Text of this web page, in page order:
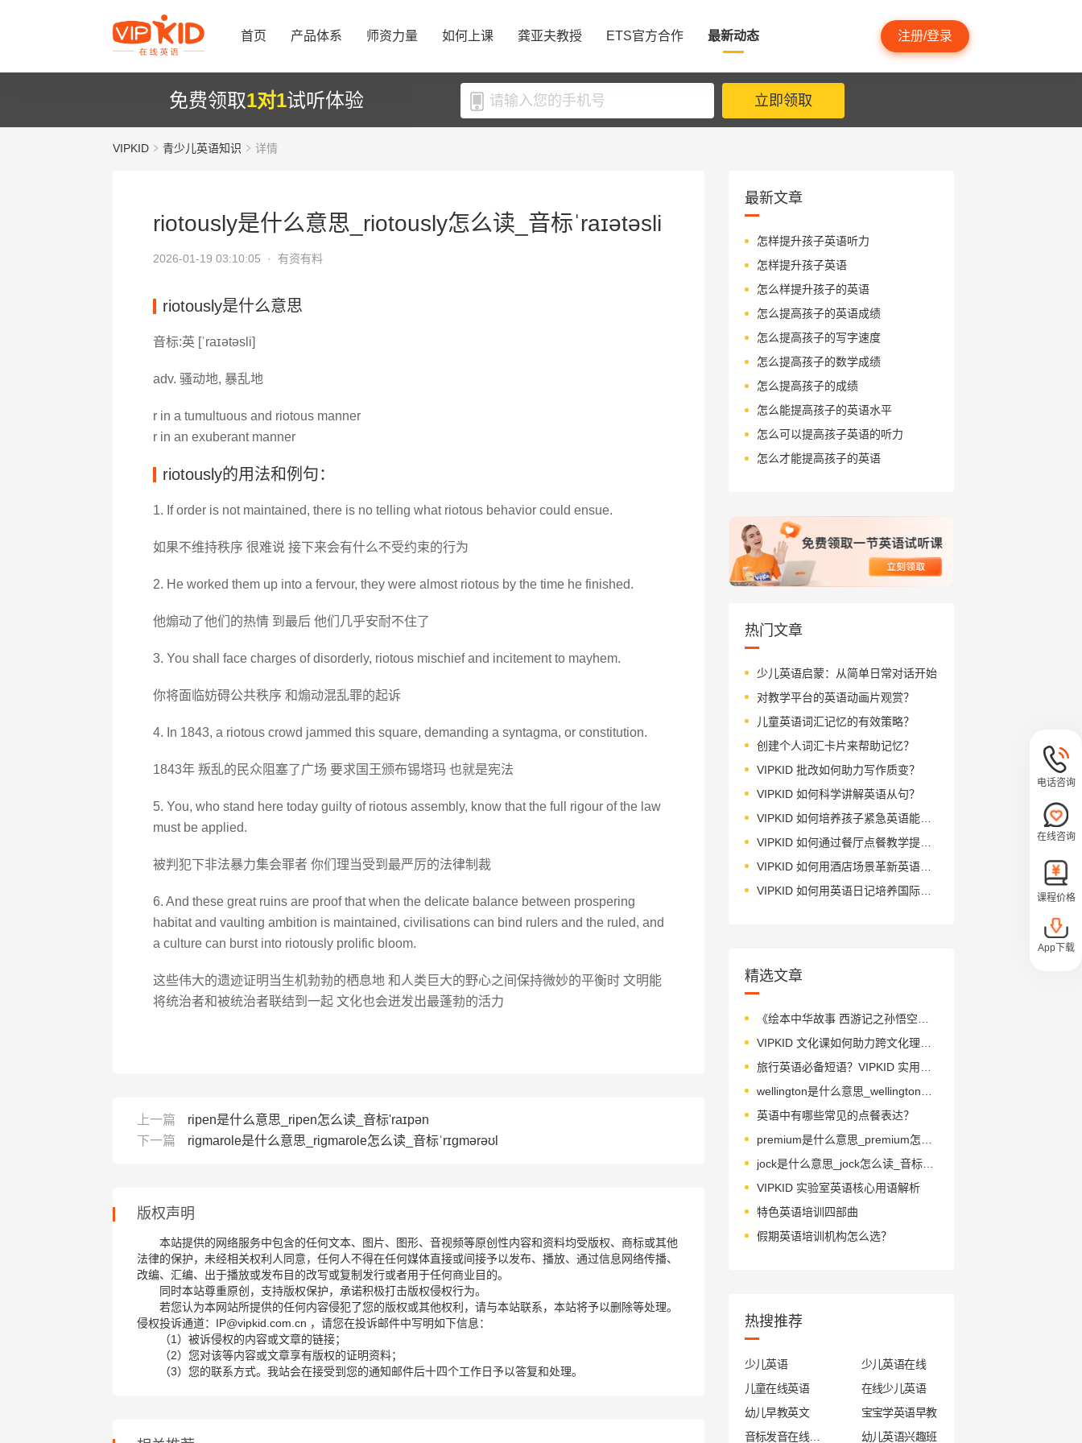
首页 产品体系 师资力量 如何上课 龚亚夫教授 ETS官方合作 最新动态 注册/登录
免费领取1对1试听体验 立即领取
VIPKID 青少儿英语知识 详情
riotously是什么意思_riotously怎么读_音标ˈraɪətəsli
2026-01-19 03:10:05 · 有资有料
riotously是什么意思
音标:英 [ˈraɪətəsli]
adv. 骚动地, 暴乱地
r in a tumultuous and riotous manner
r in an exuberant manner
riotously的用法和例句：
1. If order is not maintained, there is no telling what riotous behavior could ensue.
如果不维持秩序 很难说 接下来会有什么不受约束的行为
2. He worked them up into a fervour, they were almost riotous by the time he finished.
他煽动了他们的热情 到最后 他们几乎安耐不住了
3. You shall face charges of disorderly, riotous mischief and incitement to mayhem.
你将面临妨碍公共秩序 和煽动混乱罪的起诉
4. In 1843, a riotous crowd jammed this square, demanding a syntagma, or constitution.
1843年 叛乱的民众阻塞了广场 要求国王颁布锡塔玛 也就是宪法
5. You, who stand here today guilty of riotous assembly, know that the full rigour of the law
must be applied.
被判犯下非法暴力集会罪者 你们理当受到最严厉的法律制裁
6. And these great ruins are proof that when the delicate balance between prospering
habitat and vaulting ambition is maintained, civilisations can bind rulers and the ruled, and
a culture can burst into riotously prolific bloom.
这些伟大的遗迹证明当生机勃勃的栖息地 和人类巨大的野心之间保持微妙的平衡时 文明能
将统治者和被统治者联结到一起 文化也会迸发出最蓬勃的活力
上一篇
ripen是什么意思_ripen怎么读_音标'raɪpən
下一篇
rigmarole是什么意思_rigmarole怎么读_音标ˈrɪgmərəʊl
版权声明
本站提供的网络服务中包含的任何文本、图片、图形、音视频等原创性内容和资料均受版权、商标或其他
法律的保护，未经相关权利人同意，任何人不得在任何媒体直接或间接予以发布、播放、通过信息网络传播、
改编、汇编、出于播放或发布目的改写或复制发行或者用于任何商业目的。
同时本站尊重原创，支持版权保护，承诺积极打击版权侵权行为。
若您认为本网站所提供的任何内容侵犯了您的版权或其他权利，请与本站联系，本站将予以删除等处理。
侵权投诉通道：IP@vipkid.com.cn ，请您在投诉邮件中写明如下信息：
（1）被诉侵权的内容或文章的链接；
（2）您对该等内容或文章享有版权的证明资料；
（3）您的联系方式。我站会在接受到您的通知邮件后十四个工作日予以答复和处理。
最新文章
怎样提升孩子英语听力
怎样提升孩子英语
怎么样提升孩子的英语
怎么提高孩子的英语成绩
怎么提高孩子的写字速度
怎么提高孩子的数学成绩
怎么提高孩子的成绩
怎么能提高孩子的英语水平
怎么可以提高孩子英语的听力
怎么才能提高孩子的英语
热门文章
少儿英语启蒙：从简单日常对话开始
对教学平台的英语动画片观赏？
儿童英语词汇记忆的有效策略？
创建个人词汇卡片来帮助记忆？
VIPKID 批改如何助力写作质变？
VIPKID 如何科学讲解英语从句？
VIPKID 如何培养孩子紧急英语能力？
VIPKID 如何通过餐厅点餐教学提升少儿英语应用能力？
VIPKID 如何用酒店场景革新英语教学？
VIPKID 如何用英语日记培养国际化人才？
精选文章
英语中有哪些常见的点餐表达？
jock是什么意思_jock怎么读_音标dʒɒk
VIPKID 实验室英语核心用语解析
特色英语培训四部曲
假期英语培训机构怎么选？
热搜推荐
少儿英语
少儿英语在线
儿童在线英语
在线少儿英语
幼儿早教英文
宝宝学英语早教
幼儿英语兴趣班
电话咨询
在线咨询
课程价格
App下载